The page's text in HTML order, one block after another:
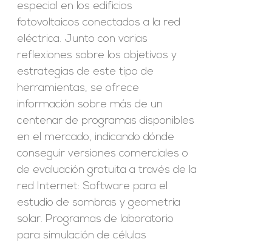
especial en los edificios
fotovoltaicos conectados a la red
eléctrica. Junto con varias
reflexiones sobre los objetivos y
estrategias de este tipo de
herramientas, se ofrece
información sobre más de un
centenar de programas disponibles
en el mercado, indicando dónde
conseguir versiones comerciales o
de evaluación gratuita a través de la
red Internet: Software para el
estudio de sombras y geometría
solar. Programas de laboratorio
para simulación de células